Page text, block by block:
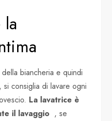
biancheria e quindi
consiglia di lavare ogni
La lavatrice è
il lavaggio , se